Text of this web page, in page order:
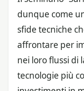
dunque come
sfide tecniche
affrontare per
nei loro flussi di
tecnologie più